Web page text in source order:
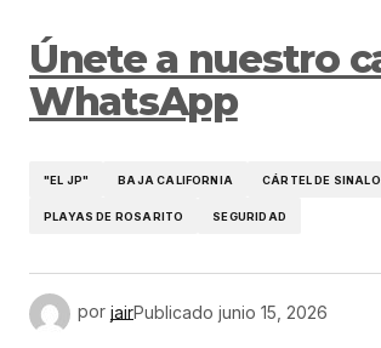
Únete a nuestro
WhatsApp
"EL JP" BAJA CALIFORNIA CÁRTEL DE
PLAYAS DE ROSARITO SEGURIDAD
por jairPublicado junio 15, 2026